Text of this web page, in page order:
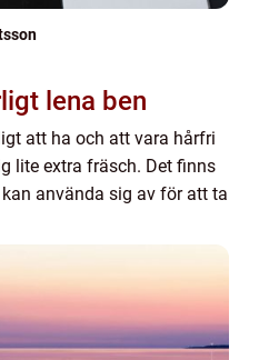
lena ben
att ha och att vara hårfri
lite extra fräsch. Det finns
använda sig av för att ta